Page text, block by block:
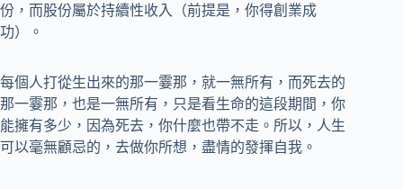
份，而股份屬於持續性收入（前提是，你得創業成
功）。
每個人打從生出來的那一霎那，就一無所有，而死去的
那一霎那，也是一無所有，只是看生命的這段期間，你
能擁有多少，因為死去，你什麼也帶不走。所以，人生
可以毫無顧忌的，去做你所想，盡情的發揮自我。